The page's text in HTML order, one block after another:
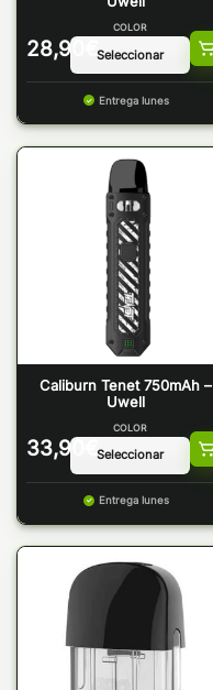
28,90 €
COLOR
Entrega lunes
Caliburn Tenet 750mAh –
Uwell
33,90 €
COLOR
Entrega lunes